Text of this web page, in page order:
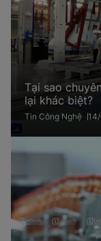
Tại sao
lại khác biệt?
Tin Công Nghệ